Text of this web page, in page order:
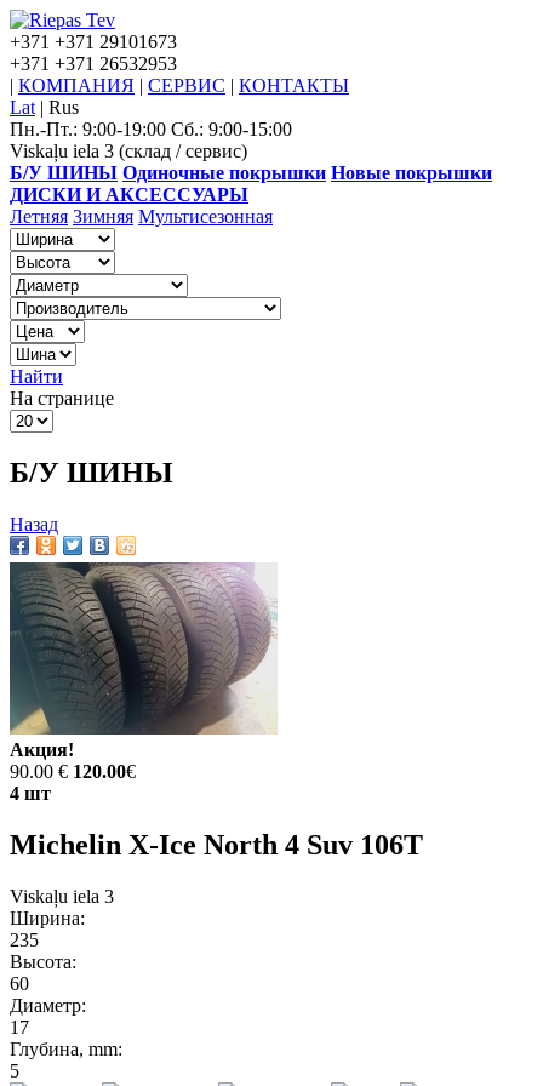
+371 +371 29101673
+371 +371 26532953
| КОМПАНИЯ | СЕРВИС | КОНТАКТЫ
Lat | Rus
Пн.-Пт.: 9:00-19:00 Сб.: 9:00-15:00
Viskaļu iela 3 (склад / сервис)
Б/У ШИНЫ Одиночные покрышки Новые покрышки
ДИСКИ И АКСЕССУАРЫ
Летняя Зимняя Мультисезонная
Найти
На странице
Б/У ШИНЫ
Назад
Акция!
90.00 € 120.00€
4 шт
Michelin X-Ice North 4 Suv 106T
Viskaļu iela 3
Ширина:
235
Высота:
60
Диаметр:
17
Глубина, mm:
5